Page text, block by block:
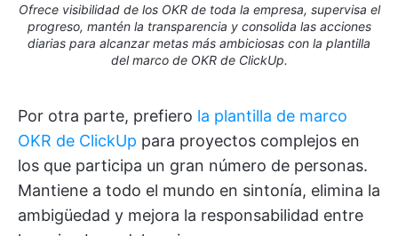
Ofrece visibilidad de los OKR de toda la empresa, supervisa el
progreso, mantén la transparencia y consolida las acciones
diarias para alcanzar metas más ambiciosas con la plantilla
del marco de OKR de ClickUp.
Por otra parte, prefiero la plantilla de marco
OKR de ClickUp para proyectos complejos en
los que participa un gran número de personas.
Mantiene a todo el mundo en sintonía, elimina la
ambigüedad y mejora la responsabilidad entre